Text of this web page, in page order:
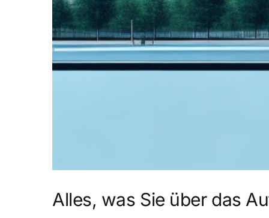
Alles, was Sie über das